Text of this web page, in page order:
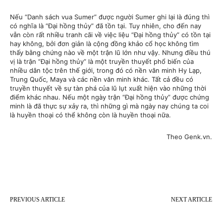
Nếu “Danh sách vua Sumer” được người Sumer ghi lại là đúng thì
có nghĩa là “Đại hồng thủy” đã tồn tại. Tuy nhiên, cho đến nay
vẫn còn rất nhiều tranh cãi về việc liệu “Đại hồng thủy” có tồn tại
hay không, bởi đơn giản là cộng đồng khảo cổ học không tìm
thấy bằng chứng nào về một trận lũ lớn như vậy. Nhưng điều thú
vị là trận “Đại hồng thủy” là một truyền thuyết phổ biến của
nhiều dân tộc trên thế giới, trong đó có nền văn minh Hy Lạp,
Trung Quốc, Maya và các nền văn minh khác. Tất cả đều có
truyền thuyết về sự tàn phá của lũ lụt xuất hiện vào những thời
điểm khác nhau. Nếu một ngày trận “Đại hồng thủy” được chứng
minh là đã thực sự xảy ra, thì những gì mà ngày nay chúng ta coi
là huyền thoại có thể không còn là huyền thoại nữa.
Theo Genk.vn.
PREVIOUS ARTICLE
NEXT ARTICLE